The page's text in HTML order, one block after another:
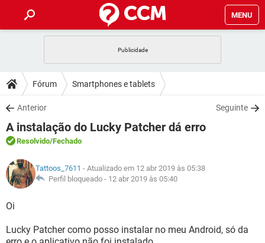
MENU
CELULAR FACEBOOK
OUTLOOK
INSTAGRAM GMAIL
GUIA DE COMPRAS
DICAS
JOGOS WHATSAPP
OUTLOOK
INSTAGRAM
GUIA DE COMPRAS
DOWNLOADS
JOGOS WHATSAPP
CELULAR
OUTLOOK EXCEL
INSTAGRAM
GUIA DE COMPRAS
FÓRUM
JOGOS
CELULAR FACEBOOK
GUIA DE COMPRAS
GLOSSÁRIO
JOGOS
CELULAR
OUTLOOK EXCEL
Fórum Smartphones e tablets
Anterior Seguinte
A instalação do Lucky Patcher dá erro
Resolvido/Fechado
Tattoos_7611 - Atualizado em 12 abr 2019 às 05:38
Perfil bloqueado - 12 abr 2019 às 05:40
Oi
Lucky Patcher como posso instalar no meu Android, só da